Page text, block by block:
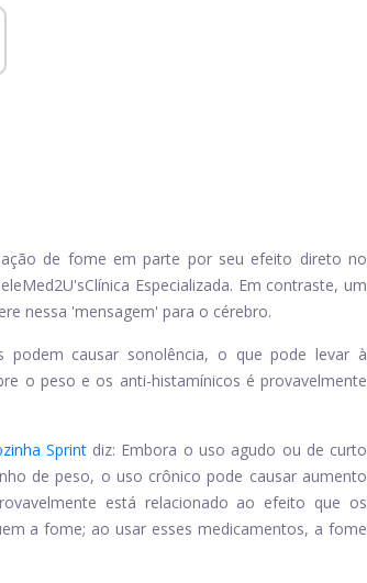
de fome em parte por seu efeito direto no
Clínica Especializada. Em contraste, um
nessa 'mensagem' para o cérebro.
podem causar sonolência, o que pode levar à
o peso e os anti-histamínicos é provavelmente
Sprint diz: Embora o uso agudo ou de curto
de peso, o uso crônico pode causar aumento
está relacionado ao efeito que os
a fome; ao usar esses medicamentos, a fome